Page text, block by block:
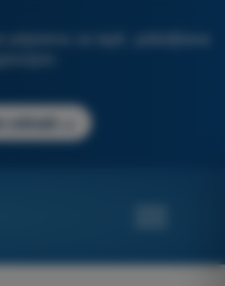
za ispit, poboljšana
odmah